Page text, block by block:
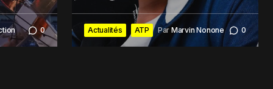
0 Actualités ATP Par Marvin Nonone 0